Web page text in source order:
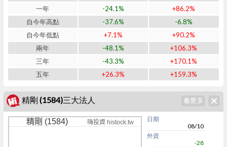
一年
-24.1%
+86.2%
自今年高點
-37.6%
-6.8%
自今年低點
+7.1%
+90.2%
兩年
-48.1%
+106.3%
三年
-43.3%
+170.1%
五年
+26.3% +159.3%
精剛 (1584)三大法人
精剛 (1584) 嗨投資 histock.tw
日期
08/10
外資
-28